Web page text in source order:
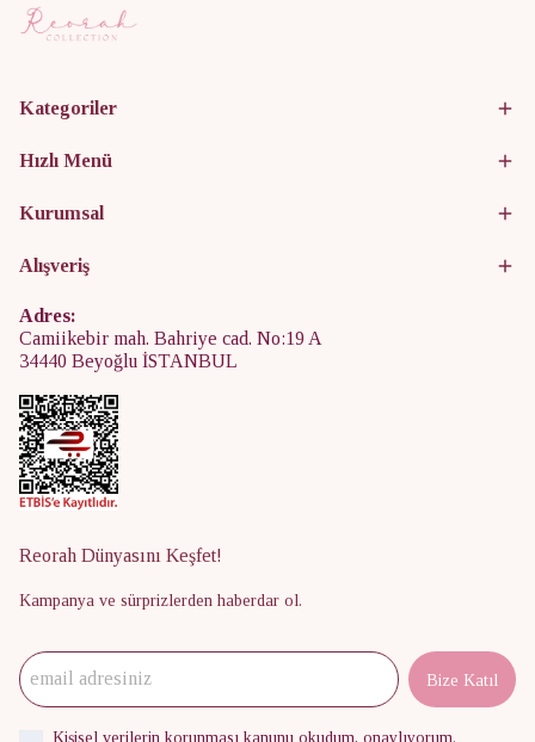
Kategoriler
Hızlı Menü
Kurumsal
Alışveriş
Adres:
Camiikebir mah. Bahriye cad. No:19 A
34440 Beyoğlu İSTANBUL
Reorah Dünyasını Keşfet!
Kampanya ve sürprizlerden haberdar ol.
Bize Katıl
Kişisel verilerin korunması kanunu okudum, onaylıyorum.